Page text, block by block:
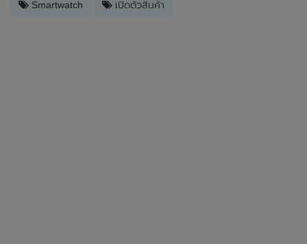
Smartwatch เปิดตัวสินค้า